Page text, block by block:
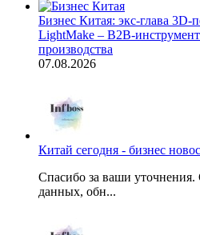
Бизнес Китая: экс-глава 3D-
LightMake – B2B-
производства
07.08.2026
Китай сегодня - бизнес
Спасибо за ваши
данных, обн...